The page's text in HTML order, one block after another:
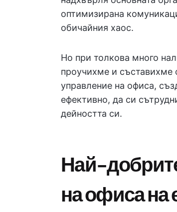
оптимизирана
обичайния хаос.
Но при толкова много
проучихме и съставихме
управление на офиса,
ефективно, да си
дейността си.
Най-
на офиса на